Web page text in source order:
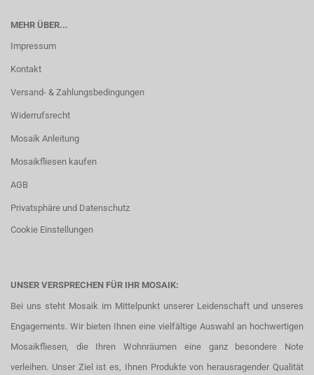
MEHR ÜBER...
Impressum
Kontakt
Versand- & Zahlungsbedingungen
Widerrufsrecht
Mosaik Anleitung
Mosaikfliesen kaufen
AGB
Privatsphäre und Datenschutz
Cookie Einstellungen
UNSER VERSPRECHEN FÜR IHR MOSAIK:
Bei uns steht Mosaik im Mittelpunkt unserer Leidenschaft und unseres
Engagements. Wir bieten Ihnen eine vielfältige Auswahl an hochwertigen
Mosaikfliesen, die Ihren Wohnräumen eine ganz besondere Note
verleihen. Unser Ziel ist es, Ihnen Produkte von herausragender Qualität